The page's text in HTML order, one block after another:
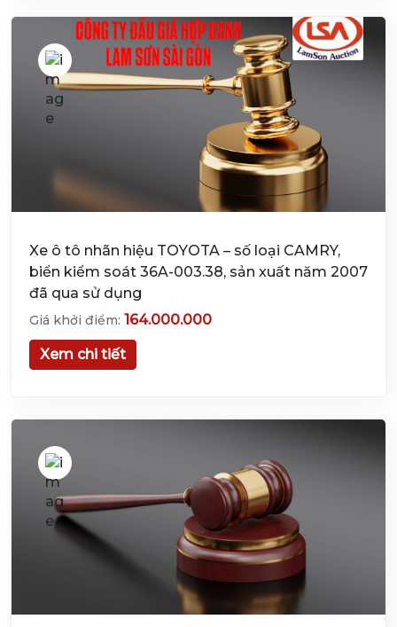
Xe ô tô nhãn hiệu TOYOTA – số loại CAMRY,
biển kiểm soát 36A-003.38, sản xuất năm 2007
đã qua sử dụng
Giá khởi điểm: 164.000.000
Xem chi tiết